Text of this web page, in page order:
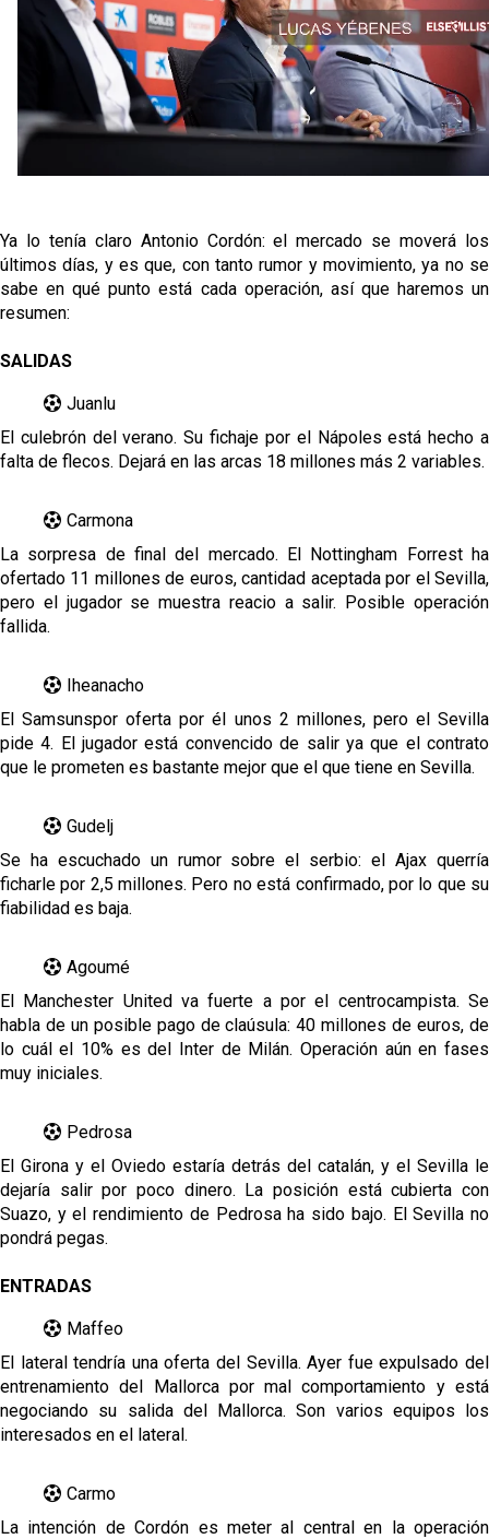
El Sevilla mueve ficha por Robbie Ure: la opción 'A'
para el ataque nervionense
Crónica Pretemporada | Real Madrid 2-4 Sevilla FC
La revolución de José Ignacio Navarro en el Sevilla
FC
contrastes antes del inicio de LaLiga
Ya lo tenía claro Antonio Cordón: el mercado se moverá los
últimos días, y es que, con tanto rumor y movimiento, ya no se
sabe en qué punto está cada operación, así que haremos un
resumen:
SALIDAS
Juanlu
El culebrón del verano. Su fichaje por el Nápoles está hecho a
falta de flecos. Dejará en las arcas 18 millones más 2 variables.
Carmona
La sorpresa de final del mercado. El Nottingham Forrest ha
ofertado 11 millones de euros, cantidad aceptada por el Sevilla,
pero el jugador se muestra reacio a salir. Posible operación
fallida.
Iheanacho
El Samsunspor oferta por él unos 2 millones, pero el Sevilla
pide 4. El jugador está convencido de salir ya que el contrato
que le prometen es bastante mejor que el que tiene en Sevilla.
Gudelj
Se ha escuchado un rumor sobre el serbio: el Ajax querría
ficharle por 2,5 millones. Pero no está confirmado, por lo que su
fiabilidad es baja.
Agoumé
El Manchester United va fuerte a por el centrocampista. Se
habla de un posible pago de claúsula: 40 millones de euros, de
lo cuál el 10% es del Inter de Milán. Operación aún en fases
muy iniciales.
Pedrosa
El Girona y el Oviedo estaría detrás del catalán, y el Sevilla le
dejaría salir por poco dinero. La posición está cubierta con
Suazo, y el rendimiento de Pedrosa ha sido bajo. El Sevilla no
pondrá pegas.
ENTRADAS
Maffeo
El lateral tendría una oferta del Sevilla. Ayer fue expulsado del
entrenamiento del Mallorca por mal comportamiento y está
negociando su salida del Mallorca. Son varios equipos los
interesados en el lateral.
Carmo
La intención de Cordón es meter al central en la operación